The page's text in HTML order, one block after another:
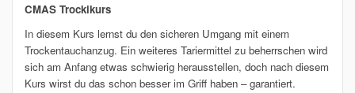
CMAS Trockikurs
In diesem Kurs lernst du den sicheren Umgang mit einem
Trockentauchanzug. Ein weiteres Tariermittel zu beherrschen wird
sich am Anfang etwas schwierig herausstellen, doch nach diesem
Kurs wirst du das schon besser im Griff haben – garantiert.